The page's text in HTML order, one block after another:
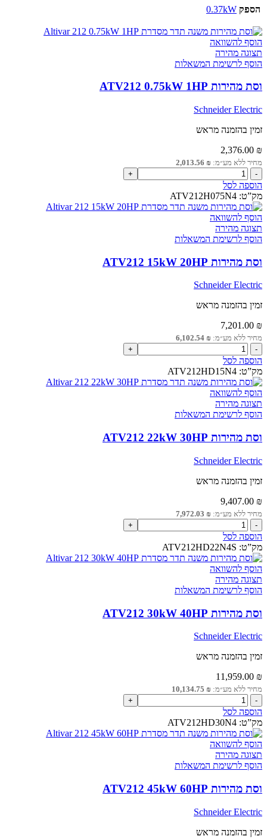
0.37kW
ATV320
Compact
הספק 0.37kW
הוסף להשוואה
תצוגה מהירה
הוסף לרשימת המשאלות
וסת מהירות ATV212 0.75kW 1HP
Schneider Electric
זמין בהזמנה מראש
2,376.00 ₪
מחיר ללא מע״מ: 2,013.56 ₪
כמות
של
וסת
מהירות
ATV212
0.75kW
1HP
הוספה לסל
מק”ט: ATV212H075N4
הוסף להשוואה
תצוגה מהירה
הוסף לרשימת המשאלות
וסת מהירות ATV212 15kW 20HP
Schneider Electric
זמין בהזמנה מראש
7,201.00 ₪
מחיר ללא מע״מ: 6,102.54 ₪
כמות
של
וסת
מהירות
ATV212
15kW
20HP
הוספה לסל
מק”ט: ATV212HD15N4
הוסף להשוואה
תצוגה מהירה
הוסף לרשימת המשאלות
וסת מהירות ATV212 22kW 30HP
Schneider Electric
זמין בהזמנה מראש
9,407.00 ₪
מחיר ללא מע״מ: 7,972.03 ₪
כמות
של
וסת
מהירות
ATV212
22kW
30HP
הוספה לסל
מק”ט: ATV212HD22N4S
הוסף להשוואה
תצוגה מהירה
הוסף לרשימת המשאלות
וסת מהירות ATV212 30kW 40HP
Schneider Electric
זמין בהזמנה מראש
11,959.00 ₪
מחיר ללא מע״מ: 10,134.75 ₪
כמות
של
וסת
מהירות
ATV212
30kW
40HP
הוספה לסל
מק”ט: ATV212HD30N4
הוסף להשוואה
תצוגה מהירה
הוסף לרשימת המשאלות
וסת מהירות ATV212 45kW 60HP
Schneider Electric
זמין בהזמנה מראש